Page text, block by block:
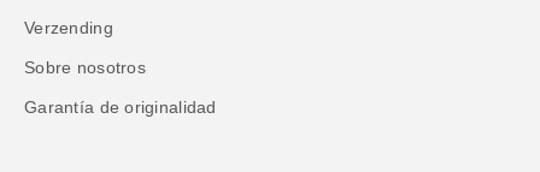
Verzending
Sobre nosotros
Garantía de originalidad